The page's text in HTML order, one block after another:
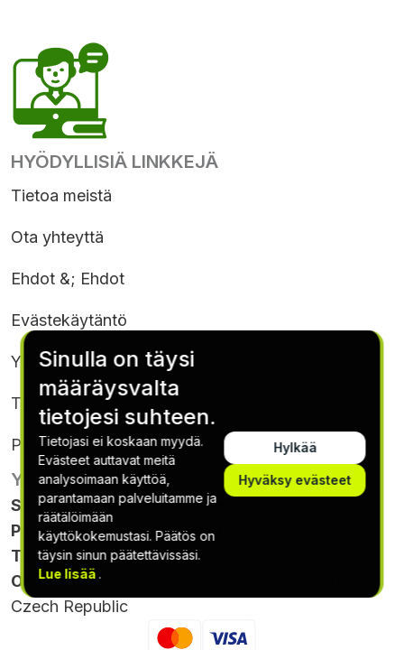
HYÖDYLLISIÄ LINKKEJÄ
Tietoa meistä
Ota yhteyttä
Ehdot &; Ehdot
Evästekäytäntö
Yksityisyyden suoja
Tilausehdot & Ehdot
Peruuta tilaus
YHTEYSTIEDOT
Sähköposti:support@gptexcelacademy.com
Puhelin: +420 564 880 049
Tunnit: Monday - Friday, 9:00-17:00 (UTC)
Osoite: Gen.Klapálka 401, Nove mesto, 54901,
Czech Republic
Sinulla on täysi
määräysvalta
tietojesi suhteen.
Tietojasi ei koskaan myydä.
Evästeet auttavat meitä
analysoimaan käyttöä,
parantamaan palveluitamme ja
räätälöimään
käyttökokemustasi. Päätös on
täysin sinun päätettävissäsi.
Lue lisää .
Hylkää
Hyväksy evästeet